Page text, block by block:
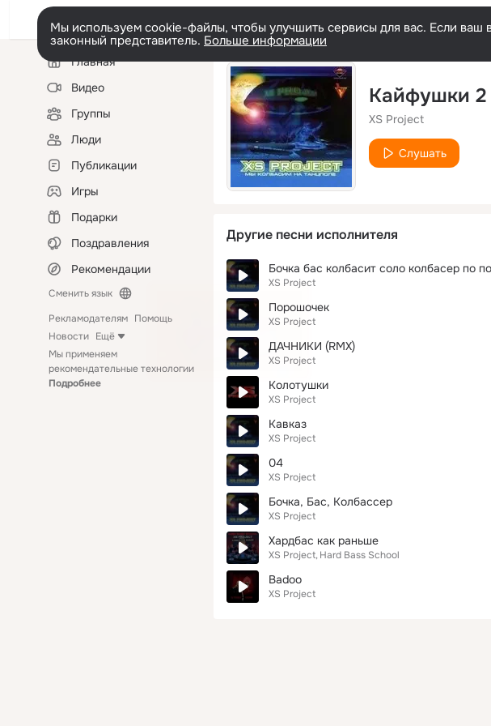
Мы используем cookie-файлы, чтобы улучшить сервисы для вас. Если ваш
законный представитель. Больше информации
Левая
колонкаГлавная
Видео
Группы
Люди
Публикации
Игры
Подарки
Поздравления
Рекомендации
Сменить язык
Рекламодателям Помощь
Новости Ещё
Мы применяем
рекомендательные технологии
Подробнее
Кайфушки 2
XS Project
Слушать
Другие песни исполнителя
Бочка бас колбасит соло колбасер по
XS Project
Порошочек
XS Project
ДАЧНИКИ (RMX)
XS Project
Колотушки
XS Project
Кавказ
XS Project
04
XS Project
Бочка, Бас, Колбассер
XS Project
Хардбас как раньше
XS Project Hard Bass School
Badoo
XS Project